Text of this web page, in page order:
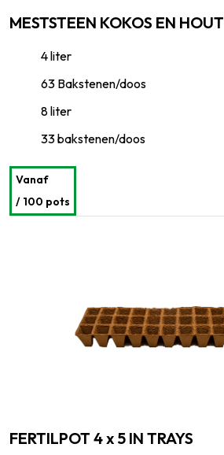
MESTSTEEN KOKOS EN HOUT
4 liter
63 Bakstenen/doos
8 liter
33 bakstenen/doos
Vanaf
/ 100 pots
FERTILPOT 4 x 5 IN TRAYS